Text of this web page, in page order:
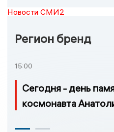
Новости СМИ2
Регион бренд
15:00
Сегодня - день
космонавта